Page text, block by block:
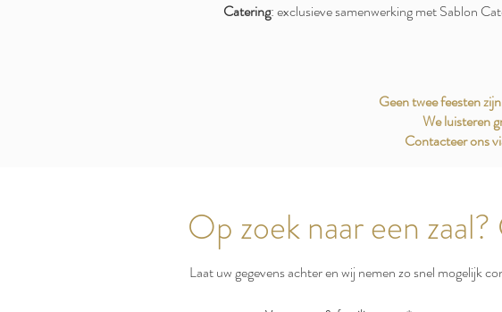
Catering: exclusieve samenwerking met Sablon
Geen twee feesten
We luisteren
Contacteer ons
Op zoek naar een
Laat uw gegevens achter en wij nemen zo snel mogelijk